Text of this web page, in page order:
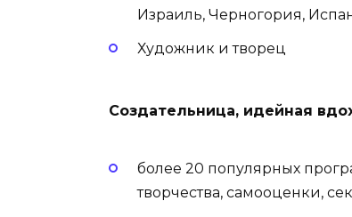
Израиль, Черногория,
Художник и творец
Создательница, идейная
более 20 популярных
творчества, самооценки,